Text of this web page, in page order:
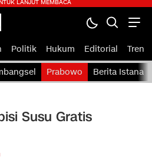
Politik Hukum Editorial Tren
Prabowo Berita Istana
Susu Gratis